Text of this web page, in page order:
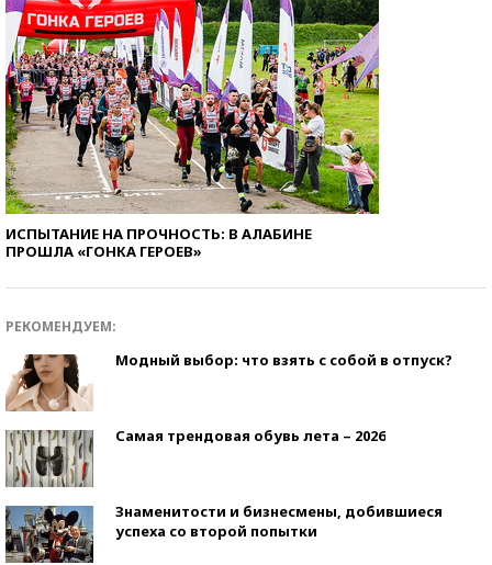
ИСПЫТАНИЕ НА ПРОЧНОСТЬ: В АЛАБИНЕ
ПРОШЛА «ГОНКА ГЕРОЕВ»
РЕКОМЕНДУЕМ:
Модный выбор: что взять с собой в отпуск?
Самая трендовая обувь лета – 2026
Знаменитости и бизнесмены, добившиеся
успеха со второй попытки